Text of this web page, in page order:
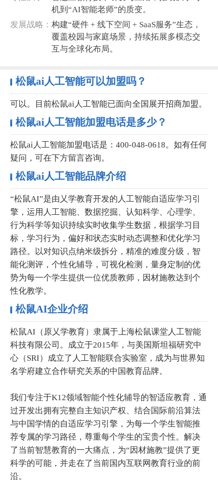
机到“AI智能老师”的质变。
‌发展战略‌： 构建“硬件 + 线下空间 + SaaS服务”生态，
覆盖校园与家庭场景，持续拓展多模态交
互与全球化布局。
松鼠ai人工智能可以加盟吗？
可以。目前松鼠ai人工智能已面向全国展开招商加盟。
松鼠ai人工智能加盟电话是多少？
松鼠ai人工智能加盟电话是：400-048-0618。如有任何
疑问，可在下方留言咨询。
松鼠ai人工智能品牌介绍
“松鼠AI”是由乂学教育开发的人工智能自适应学习引
擎，运用人工智能、数据挖掘、认知科学、心理学、
行为科学等知识持续实时收集学生数据，根据学习目
标，学习行为，偏好和状态实时动态调整和优化学习
路径。以对知识点纳米级拆分，精准的难度分级，智
能化测评，个性化辅导，可视化检测，量身定制的优
势为每一个学生提供一位优质教师，因材施教达到个
性化教学。
松鼠AI企业介绍
松鼠AI（原乂学教育）隶属于上海松鼠课堂人工智能
科技有限公司。成立于2015年，与美国斯坦福研究中
心（SRI）成立了人工智能联合实验室，成为与世界知
名学府建立合作研究关系的中国教育品牌。
我们专注于K12领域智能个性化辅导的智适应教育，通
过开发出拥有完整自主知识产权、结合国际前沿算法
与中国学情的自适应学习引擎，为每一个学生智能推
荐专属的学习路径，尊重每个学生的宝贵个性。解决
了当前智慧教育的一大痛点，为“因材施教”提供了更
科学的可能，并走在了当前国内互联网教育行业的前
沿。